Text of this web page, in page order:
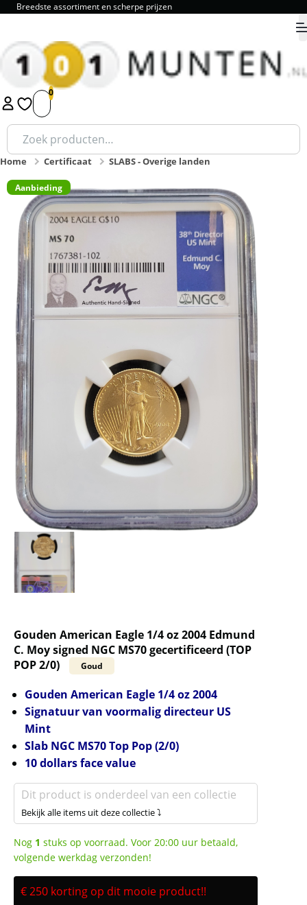
Breedste assortiment en scherpe prijzen
1 2 3 4 5 9.8
Zoeken
naar:
Home Certificaat SLABS - Overige landen
Aanbieding
Gouden American Eagle 1/4 oz 2004 Edmund
C. Moy signed NGC MS70 gecertificeerd (TOP
POP 2/0)
Goud
Gouden American Eagle 1/4 oz 2004
Signatuur van voormalig directeur US
Mint
Slab NGC MS70 Top Pop (2/0)
10 dollars face value
Dit product is onderdeel van een collectie
Bekijk alle items uit deze collectie ⤵
Nog 1 stuks op voorraad. Voor 20:00 uur betaald,
volgende werkdag verzonden!
€ 250 korting op dit mooie product!!